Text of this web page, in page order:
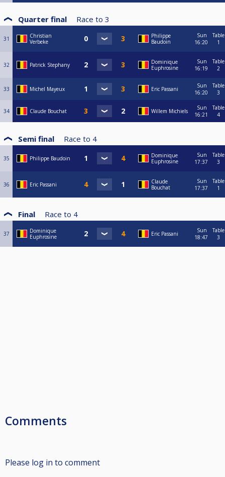
Quarter final Race to 3
31
Christian
Verbeke
Philippe
Baudoin
Sun
16:20
Table
1
32 Patrick Stephany
Dominique
Euphrosine
Sun
16:19
Table
2
33 Michel Mayeux Eric Passani
Sun
16:20
Table
3
34 Claude Bouchat Willem Michiels
Sun
16:21
Table
4
Semi final Race to 4
35 Philippe Baudoin
Dominique
Euphrosine
Sun
17:37
Table
3
36 Eric Passani
Claude
Bouchat
Sun
17:37
Table
1
Final Race to 4
37
Dominique
Euphrosine
Eric Passani
Sun
18:47
Table
3
Comments
Please log in to comment